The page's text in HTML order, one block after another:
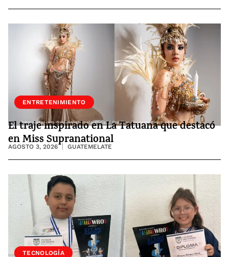
ENTRETENIMIENTO
El traje inspirado en La Tatuana que destacó
en Miss Supranational
AGOSTO 3, 2026 GUATEMELATE
SOCIEDAD
TECNOLOGÍA